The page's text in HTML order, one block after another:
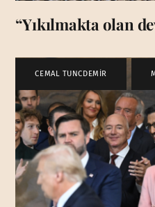
“Yıkılmakta olan
CEMAL TUNCDEMİR